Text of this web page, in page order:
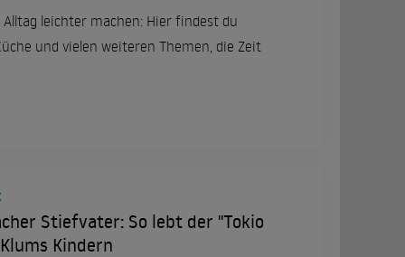
leichter machen: Hier findest du
und vielen weiteren Themen, die Zeit
Stiefvater: So lebt der "Tokio
Kindern